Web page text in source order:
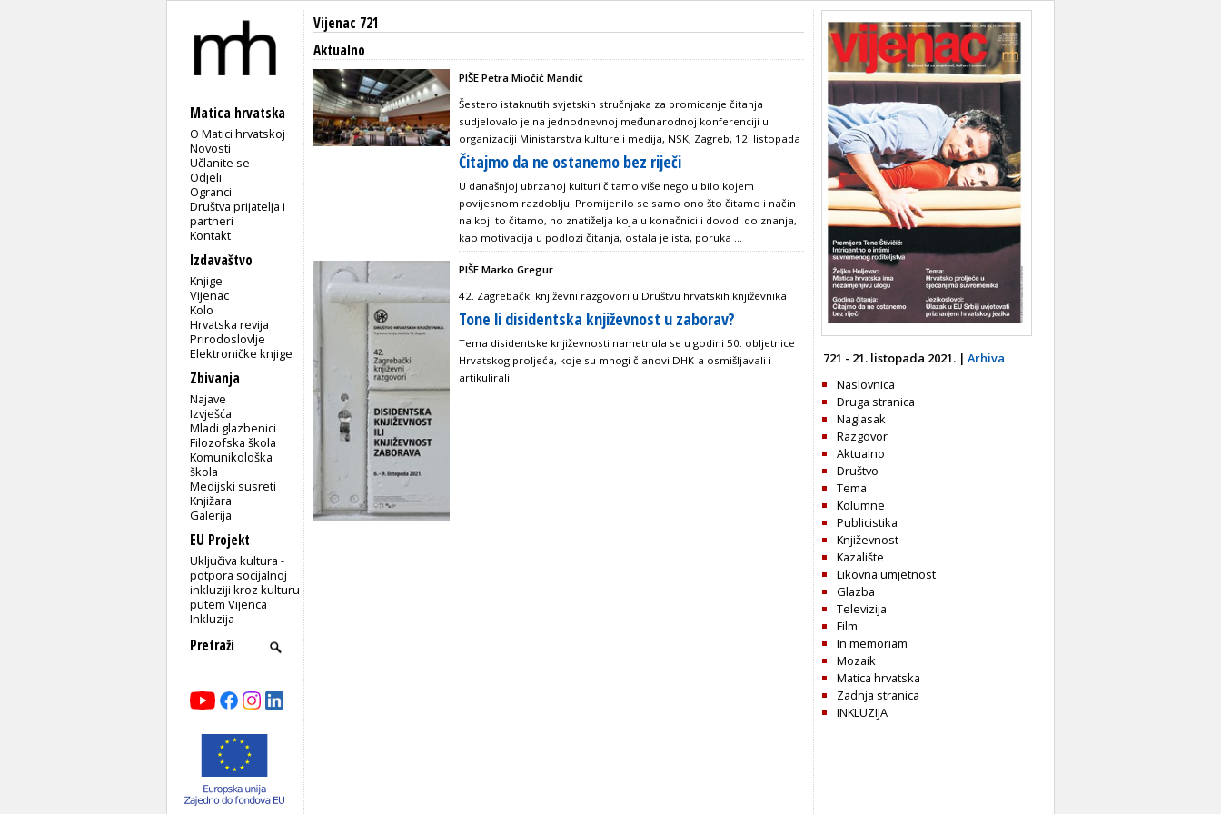
Matica hrvatska
O Matici hrvatskoj
Novosti
Učlanite se
Odjeli
Ogranci
Društva prijatelja i
partneri
Kontakt
Izdavaštvo
Knjige
Vijenac
Kolo
Hrvatska revija
Prirodoslovlje
Elektroničke knjige
Zbivanja
Najave
Izvješća
Mladi glazbenici
Filozofska škola
Komunikološka
škola
Medijski susreti
Knjižara
Galerija
EU Projekt
Uključiva kultura -
potpora socijalnoj
inkluziji kroz kulturu
putem Vijenca
Inkluzija
Vijenac 721
Aktualno
PIŠE Petra Miočić Mandić
Šestero istaknutih svjetskih stručnjaka za promicanje čitanja
sudjelovalo je na jednodnevnoj međunarodnoj konferenciji u
organizaciji Ministarstva kulture i medija, NSK, Zagreb, 12. listopada
Čitajmo da ne ostanemo bez riječi
U današnjoj ubrzanoj kulturi čitamo više nego u bilo kojem
povijesnom razdoblju. Promijenilo se samo ono što čitamo i način
na koji to čitamo, no znatiželja koja u konačnici i dovodi do znanja,
kao motivacija u podlozi čitanja, ostala je ista, poruka ...
PIŠE Marko Gregur
42. Zagrebački književni razgovori u Društvu hrvatskih književnika
Tone li disidentska književnost u zaborav?
Tema disidentske književnosti nametnula se u godini 50. obljetnice
Hrvatskog proljeća, koje su mnogi članovi DHK-a osmišljavali i
artikulirali
721 - 21. listopada 2021. | Arhiva
Naslovnica
Druga stranica
Naglasak
Razgovor
Aktualno
Društvo
Tema
Kolumne
Publicistika
Književnost
Kazalište
Likovna umjetnost
Glazba
Televizija
Film
In memoriam
Mozaik
Matica hrvatska
Zadnja stranica
INKLUZIJA